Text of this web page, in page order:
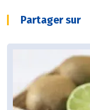
Partager sur